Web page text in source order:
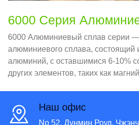
6000 Серия
6000 Алюминиевый сплав серии —
алюминиевого сплава, состоящий
алюминий, с оставшимися 6-10%
других элементов, таких как
Наш офис
No 52, Дунмин Роуд,